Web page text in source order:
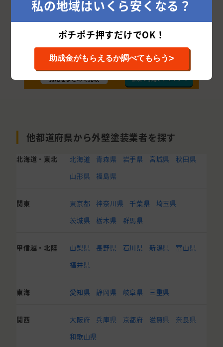
他都道府県から外壁塗装業者を探す
北海道・東北 北海道 青森県 岩手県 宮城県
秋田県
山形県
福島県
関東 東京都 神奈川県 千葉県
埼玉県
茨城県
栃木県 群馬県
甲信越・北陸 山梨県 長野県 石川県 新潟県
富山県
福井県
東海 愛知県 静岡県 岐阜県 三重県
関西 大阪府 兵庫県 京都府 滋賀県
奈良県
和歌山県
私の地域はいくら安くなる？
ポチポチ押すだけでOK！
助成金がもらえるか調べてもらう>